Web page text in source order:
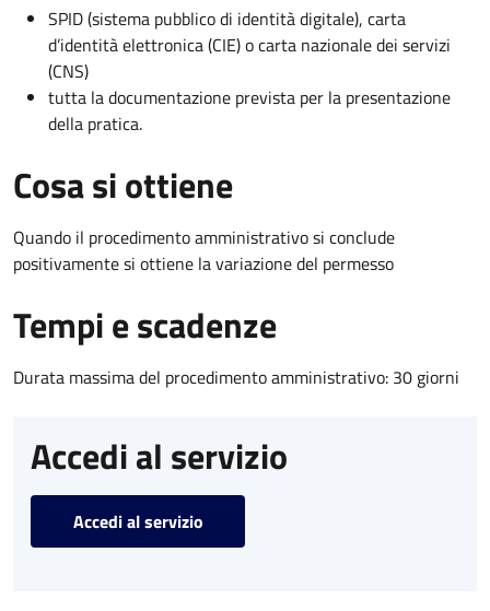
SPID (sistema pubblico di identità digitale), carta
d’identità elettronica (CIE) o carta nazionale dei servizi
(CNS)
tutta la documentazione prevista per la presentazione
della pratica.
Cosa si ottiene
Quando il procedimento amministrativo si conclude
positivamente si ottiene la variazione del permesso
Tempi e scadenze
Durata massima del procedimento amministrativo: 30 giorni
Accedi al servizio
Accedi al servizio